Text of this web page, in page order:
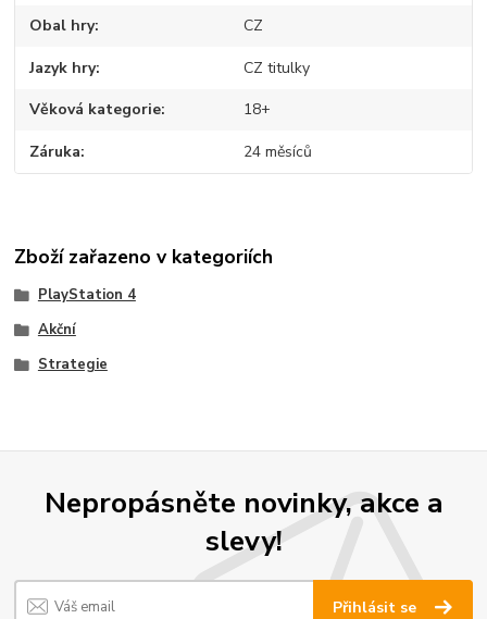
Obal hry CZ
Jazyk hry CZ titulky
Věková kategorie 18+
Záruka 24 měsíců
Zboží zařazeno v kategoriích
PlayStation 4
Akční
Strategie
Nepropásněte novinky, akce a
slevy!
Přihlásit se